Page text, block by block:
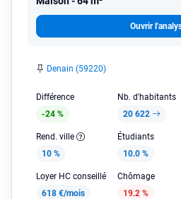
Ouvrir
Denain (59220)
Différence
-24 %
Nb. d'habitants
20 622
Rend. ville
10 %
Étudiants
10.0 %
Loyer HC conseillé
618 €/mois
Chômage
19.2 %